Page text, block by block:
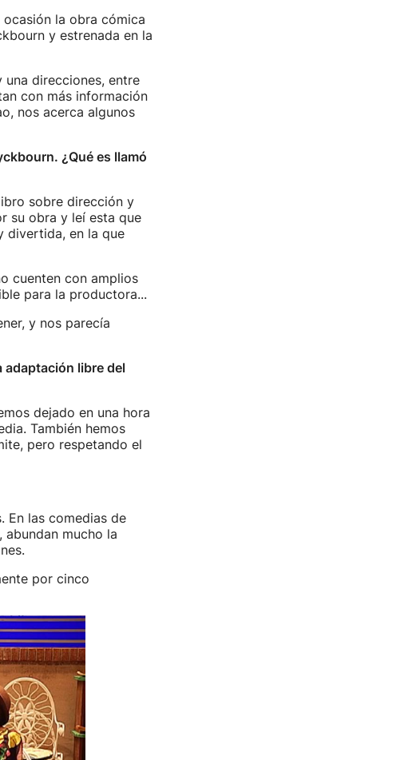
la obra cómica
y estrenada en la
direcciones, entre
con más información
nos acerca algunos
¿Qué es llamó
sobre dirección y
su obra y leí esta que
divertida, en la que
cuenten con amplios
para la productora...
y nos parecía
adaptación libre del
dejado en una hora
También hemos
pero respetando el
En las comedias de
mucho la
por cinco